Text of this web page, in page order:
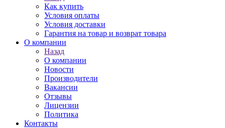
Как купить
Условия оплаты
Условия доставки
Гарантия на товар и возврат товара
О компании
Назад
О компании
Новости
Производители
Вакансии
Отзывы
Лицензии
Политика
Контакты